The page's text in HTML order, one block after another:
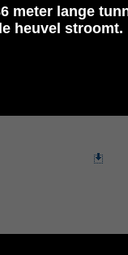
meter lange
heuvel stroomt.